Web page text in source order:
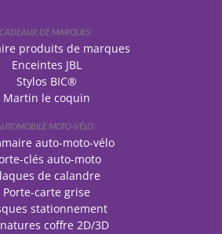
CADEAUX DE MARQUES :
produits de marques
Enceintes JBL
Stylos BIC®
Martin le coquin
MOTO-VÉLO :
auto-moto-vélo
clés auto-moto
de calandre
Porte-carte grise
stationnement
coffre 2D/3D